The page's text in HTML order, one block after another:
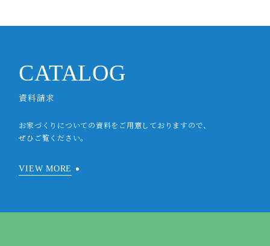
CATALOG
資料請求
お家づくりについての資料をご用意しておりますので、
ぜひご覧ください。
VIEW MORE